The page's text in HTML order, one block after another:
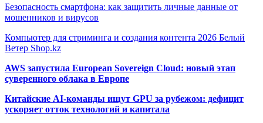
Безопасность смартфона: как защитить личные данные от
мошенников и вирусов
Компьютер для стриминга и создания контента 2026 Белый
Ветер Shop.kz
AWS запустила European Sovereign Cloud: новый этап
суверенного облака в Европе
Китайские AI-команды ищут GPU за рубежом: дефицит
ускоряет отток технологий и капитала